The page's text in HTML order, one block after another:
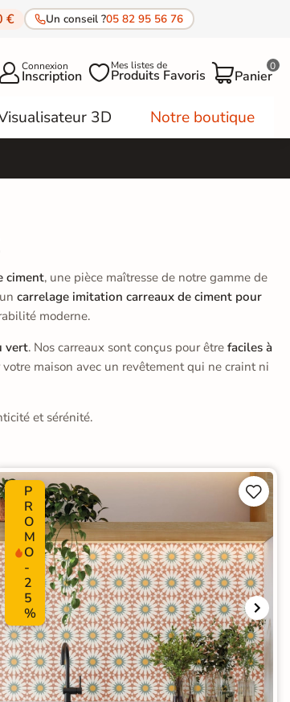
€ Un conseil ?05 82 95 56 76
Connexion
Inscription Mes listes de
Produits Favoris Panier
0
3D Notre boutique
ciment, une pièce maîtresse de notre gamme de
carrelage imitation carreaux de ciment pour
moderne.
vert. Nos carreaux sont conçus pour être faciles à
maison avec un revêtement qui ne craint ni
et sérénité.
P
R
O
M
O
-
2
5
%

